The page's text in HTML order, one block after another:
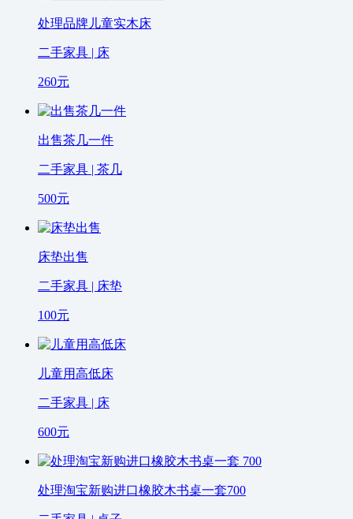
处理品牌儿童实木床
二手家具 | 床
260元
出售茶几一件
二手家具 | 茶几
500元
床垫出售
二手家具 | 床垫
100元
儿童用高低床
二手家具 | 床
600元
处理淘宝新购进口橡胶木书桌一套700